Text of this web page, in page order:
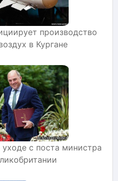
производство
в Кургане
с поста министра